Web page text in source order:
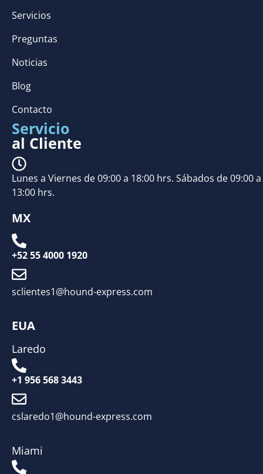
Servicios
Preguntas
Noticias
Blog
Contacto
Servicio
al Cliente
Lunes a Viernes de 09:00 a 18:00 hrs. Sábados de 09:00 a
13:00 hrs.
MX
+52 55 4000 1920
sclientes1@hound-express.com
EUA
Laredo
+1 956 568 3443
cslaredo1@hound-express.com
Miami